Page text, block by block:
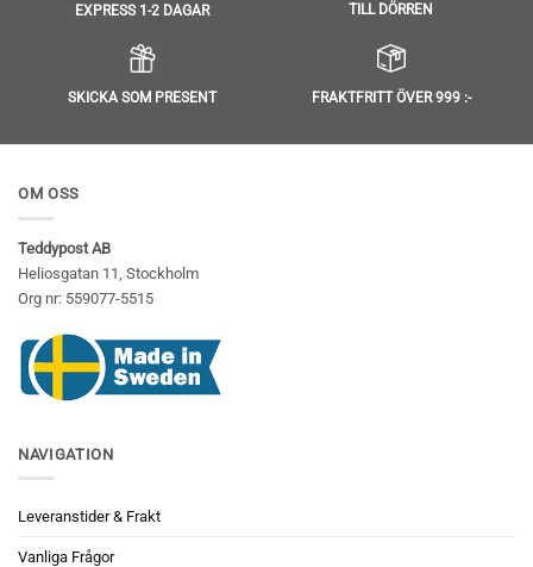
EXPRESS 1-2 DAGAR TILL DÖRREN
SKICKA SOM PRESENT FRAKTFRITT ÖVER 999 :-
OM OSS
Teddypost AB
Heliosgatan 11, Stockholm
Org nr: 559077-5515
NAVIGATION
Leveranstider & Frakt
Vanliga Frågor